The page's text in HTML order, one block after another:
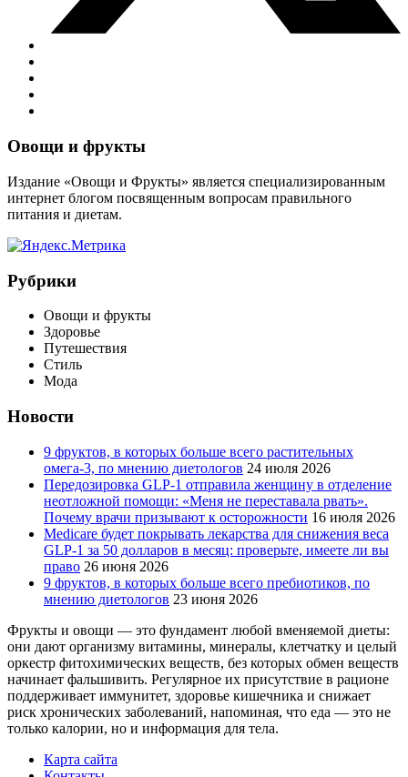
Виджеты
Овощи и фрукты
Издание «Овощи и Фрукты» является специализированным
интернет блогом посвященным вопросам правильного
питания и диетам.
Рубрики
Овощи и фрукты
Здоровье
Путешествия
Стиль
Мода
Новости
9 фруктов, в которых больше всего растительных
омега-3, по мнению диетологов 24 июля 2026
Передозировка GLP-1 отправила женщину в отделение
неотложной помощи: «Меня не переставала рвать».
Почему врачи призывают к осторожности 16 июля 2026
Medicare будет покрывать лекарства для снижения веса
GLP-1 за 50 долларов в месяц: проверьте, имеете ли вы
право 26 июня 2026
9 фруктов, в которых больше всего пребиотиков, по
мнению диетологов 23 июня 2026
Фрукты и овощи — это фундамент любой вменяемой диеты:
они дают организму витамины, минералы, клетчатку и целый
оркестр фитохимических веществ, без которых обмен веществ
начинает фальшивить. Регулярное их присутствие в рационе
поддерживает иммунитет, здоровье кишечника и снижает
риск хронических заболеваний, напоминая, что еда — это не
только калории, но и информация для тела.
Карта сайта